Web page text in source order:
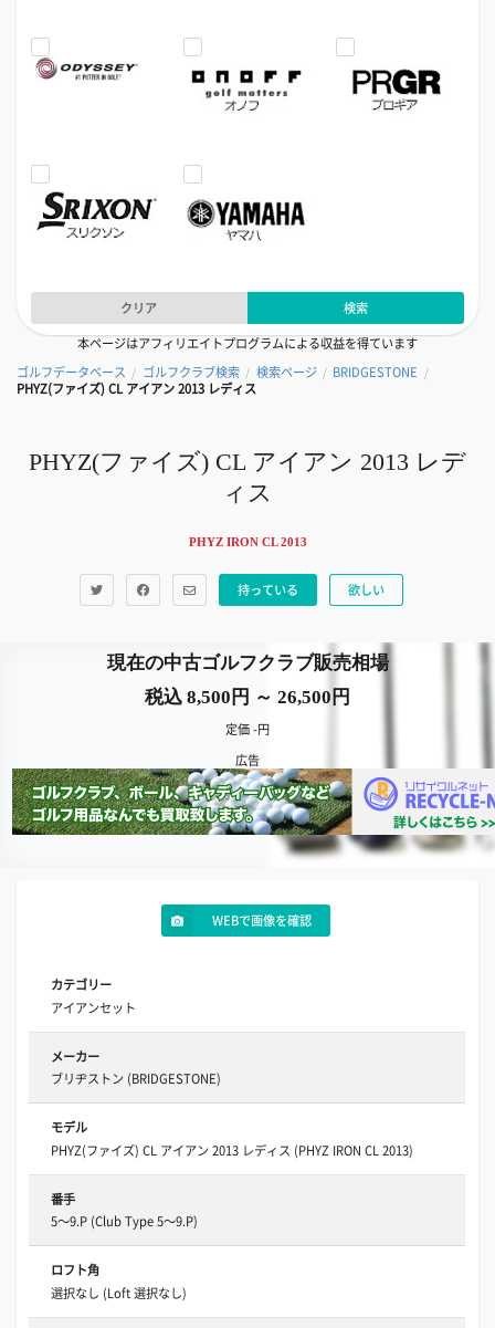
クリア
検索
本ページはアフィリエイトプログラムによる収益を得ています
ゴルフデータベース / ゴルフクラブ検索 / 検索ページ / BRIDGESTONE /
PHYZ(ファイズ) CL アイアン 2013 レディス
PHYZ(ファイズ) CL アイアン 2013 レデ
ィス
PHYZ IRON CL 2013
持っている 欲しい
現在の中古ゴルフクラブ販売相場
税込 8,500円 ～ 26,500円
定価 -円
広告
WEBで画像を確認
カテゴリー
アイアンセット
メーカー
ブリヂストン (BRIDGESTONE)
モデル
PHYZ(ファイズ) CL アイアン 2013 レディス (PHYZ IRON CL 2013)
番手
5～9.P (Club Type 5～9.P)
ロフト角
選択なし (Loft 選択なし)